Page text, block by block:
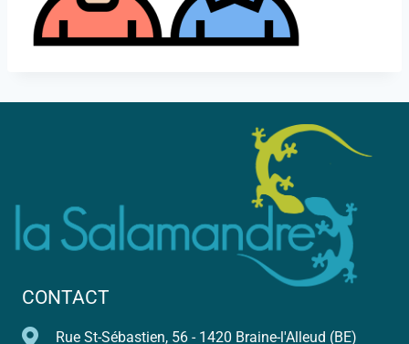
CONTACT
Rue St-Sébastien, 56 - 1420 Braine-l'Alleud (BE)